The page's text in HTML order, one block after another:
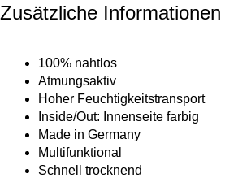
Zusätzliche Informationen
100% nahtlos
Atmungsaktiv
Hoher Feuchtigkeitstransport
Inside/Out: Innenseite farbig
Made in Germany
Multifunktional
Schnell trocknend